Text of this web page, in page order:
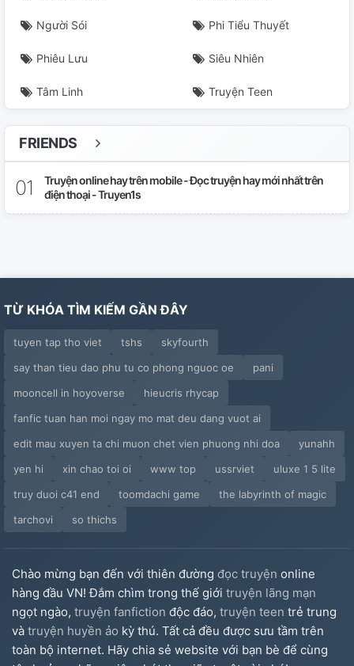
Người Sói Phi Tiểu Thuyết
Phiêu Lưu Siêu Nhiên
Tâm Linh Truyện Teen
FRIENDS
Truyện online hay trên mobile - Đọc truyện hay mới nhất trên
điện thoại - Truyen1s
TỪ KHÓA TÌM KIẾM GẦN ĐÂY
tuyen tap tho viet tshs
skyfourth
say than tieu dao phu tu co phong nguoc oe
pani
mooncell in hoyoverse
hieucris rhycap
fanfic tuan han moi ngay mo mat deu dang vuot ai
edit mau xuyen ta chi muon chet vien phuong nhi doa
yunahh
yen hi
xin chao toi oi www top ussrviet
uluxe 1 5 lite
truy duoi c41 end
toomdachi game
the labyrinth of magic
tarchovi
so thichs
Chào mừng bạn đến với thiên đường đọc truyện online
hàng đầu VN! Đắm chìm trong thế giới truyện lãng mạn
ngọt ngào, truyện fanfiction độc đáo, truyện teen trẻ trung
và truyện huyền ảo kỳ thú. Tất cả đều được sưu tầm trên
toàn bộ internet. Hãy chia sẻ website với bạn bè để cùng